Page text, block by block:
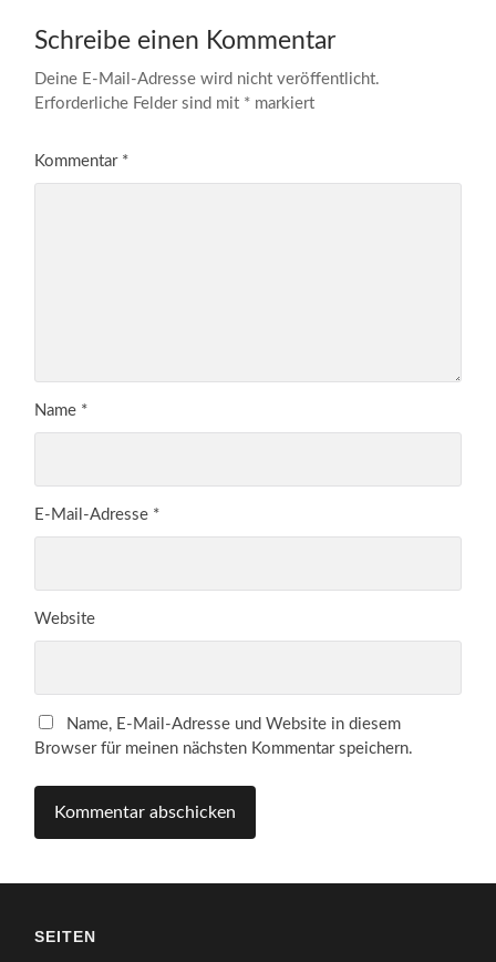
Schreibe einen Kommentar
Deine E-Mail-Adresse wird nicht veröffentlicht.
Erforderliche Felder sind mit * markiert
Kommentar *
Name *
E-Mail-Adresse *
Website
Name, E-Mail-Adresse und Website in diesem
Browser für meinen nächsten Kommentar speichern.
SEITEN